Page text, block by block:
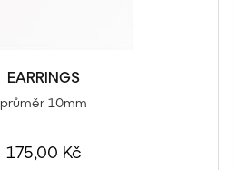
EARRINGS
průměr 10mm
175,00 Kč